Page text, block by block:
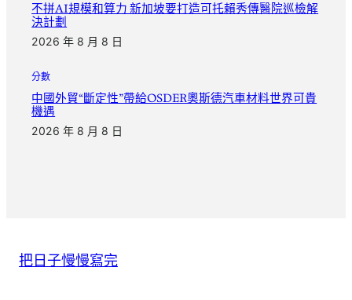
不拼AI規模和算力 新加坡要打造可托賴秀傳醫院巡檢解
決計劃
2026 年 8 月 8 日
分數
中國外貿“斷定性”帶給OSDER奧斯德汽車材料世界可貴
機遇
2026 年 8 月 8 日
把日子慢慢寫完